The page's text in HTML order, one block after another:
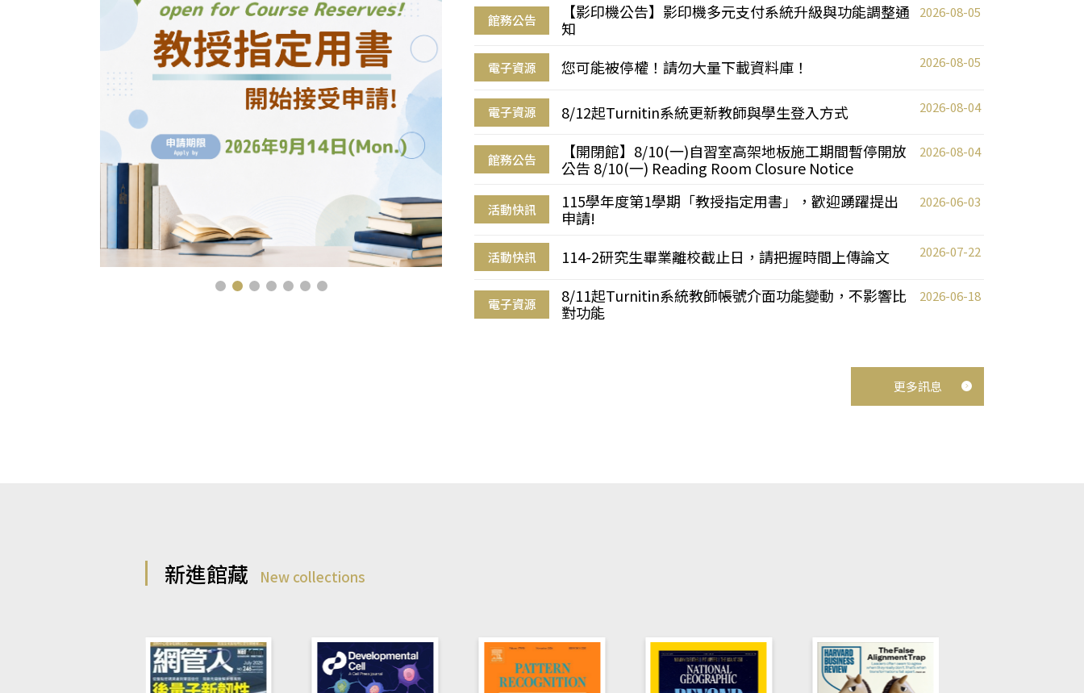
館務公告
【影印機公告】影印機多元支付系統升級與功能調整通
知
2026-08-05
電子資源 您可能被停權！請勿大量下載資料庫！ 2026-08-05
電子資源 8/12起Turnitin系統更新教師與學生登入方式 2026-08-04
館務公告
【開閉館】8/10(一)自習室高架地板施工期間暫停開放
公告 8/10(一) Reading Room Closure Notice
2026-08-04
活動快訊
115學年度第1學期「教授指定用書」，歡迎踴躍提出
申請!
2026-06-03
活動快訊 114-2研究生畢業離校截止日，請把握時間上傳論文 2026-07-22
電子資源
8/11起Turnitin系統教師帳號介面功能變動，不影響比
對功能
2026-06-18
更多訊息
新進館藏 New collections